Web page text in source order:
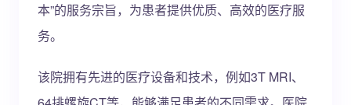
本”的服务宗旨，为患者提供优质、高效的医疗服
务。
该院拥有先进的医疗设备和技术，例如3T MRI、